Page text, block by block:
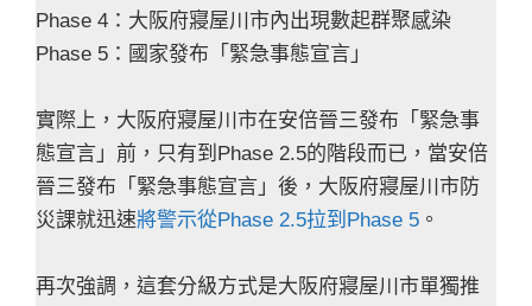
Phase 4：大阪府寢屋川市內出現數起群聚感染
Phase 5：國家發布「緊急事態宣言」
實際上，大阪府寢屋川市在安倍晉三發布「緊急事
態宣言」前，只有到Phase 2.5的階段而已，當安倍
晉三發布「緊急事態宣言」後，大阪府寢屋川市防
災課就迅速將警示從Phase 2.5拉到Phase 5 。
再次強調，這套分級方式是大阪府寢屋川市單獨推